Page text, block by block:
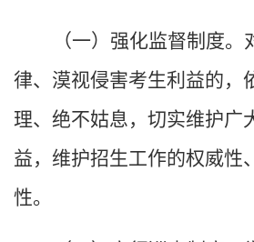
（一）强化监督制度。
律、漠视侵害考生利益的，
理、绝不姑息，切实维护广
益，维护招生工作的权威性
性。